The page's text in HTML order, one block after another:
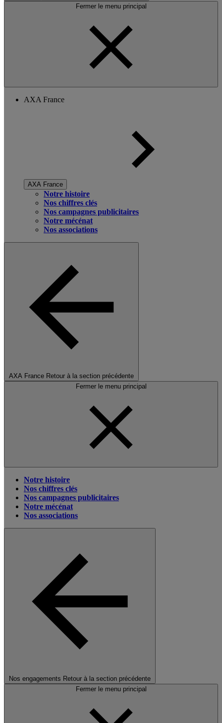
Fermer le menu principal
AXA France
AXA France
Notre histoire
Nos chiffres clés
Nos campagnes publicitaires
Notre mécénat
Nos associations
AXA France Retour à la section précédente
Fermer le menu principal
Notre histoire
Nos chiffres clés
Nos campagnes publicitaires
Notre mécénat
Nos associations
Nos engagements Retour à la section précédente
Fermer le menu principal